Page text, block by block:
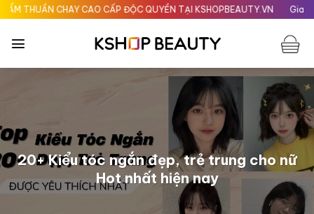
Chuyển
đến
nội
CAO CẤP ĐỘC QUYỀN TẠI KSHOPBEAUTY.VN Giao nhanh 24H
20+ Kiểu tóc ngắn đẹp, trẻ trung cho nữ
Hot nhất hiện nay